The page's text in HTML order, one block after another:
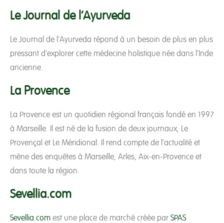
Le Journal de l’Ayurveda
Le Journal de l’Ayurveda répond à un besoin de plus en plus
pressant d’explorer cette médecine holistique née dans l’Inde
ancienne.
La Provence
La Provence est un quotidien régional français fondé en 1997
à Marseille. Il est né de la fusion de deux journaux, Le
Provençal et Le Méridional. Il rend compte de l’actualité et
mène des enquêtes à Marseille, Arles, Aix-en-Provence et
dans toute la région.
Sevellia.com
Sevellia.com est une place de marché créée par SPAS